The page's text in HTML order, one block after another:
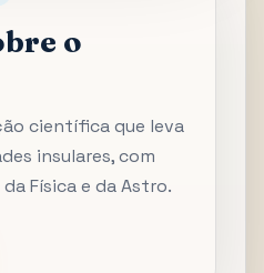
o
científica que leva
insulares, com
Física e da Astro.